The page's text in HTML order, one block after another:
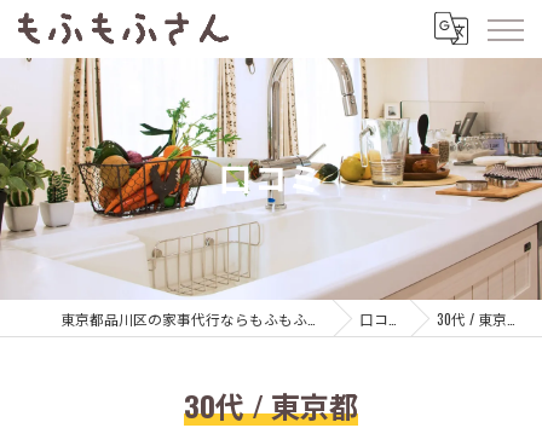
口コミ
口コミ 30代 / 東京都
30代 / 東京都